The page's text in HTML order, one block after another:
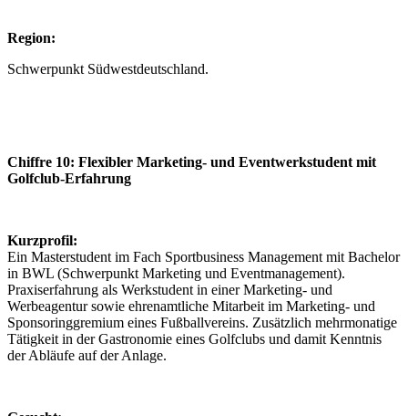
Region:
Schwerpunkt Südwestdeutschland.
Chiffre 10: Flexibler Marketing- und Eventwerkstudent mit
Golfclub-Erfahrung
Kurzprofil:
Ein Masterstudent im Fach Sportbusiness Management mit Bachelor
in BWL (Schwerpunkt Marketing und Eventmanagement).
Praxiserfahrung als Werkstudent in einer Marketing- und
Werbeagentur sowie ehrenamtliche Mitarbeit im Marketing- und
Sponsoringgremium eines Fußballvereins. Zusätzlich mehrmonatige
Tätigkeit in der Gastronomie eines Golfclubs und damit Kenntnis
der Abläufe auf der Anlage.